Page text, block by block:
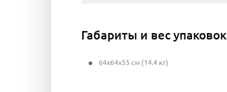
Габариты и вес упаковок
64x64x55 см (14.4 кг)